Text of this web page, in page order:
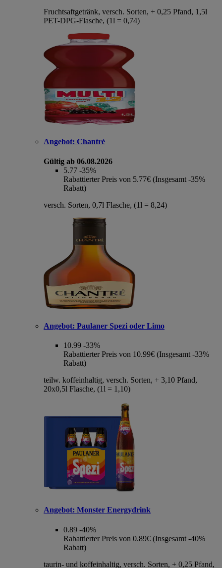
Fruchtsaftgetränk, versch. Sorten, + 0,25 Pfand, 1,5l
PET-DPG-Flasche, (1l = 0,74)
Angebot: Chantré
Gültig ab 06.08.2026
5.77 -35%
Rabattierter Preis von 5.77€ (Insgesamt -35%
Rabatt)
versch. Sorten, 0,7l Flasche, (1l = 8,24)
Angebot: Paulaner Spezi oder Limo
10.99 -33%
Rabattierter Preis von 10.99€ (Insgesamt -33%
Rabatt)
teilw. koffeinhaltig, versch. Sorten, + 3,10 Pfand,
20x0,5l Flasche, (1l = 1,10)
Angebot: Monster Energydrink
0.89 -40%
Rabattierter Preis von 0.89€ (Insgesamt -40%
Rabatt)
taurin- und koffeinhaltig, versch. Sorten, + 0,25 Pfand,